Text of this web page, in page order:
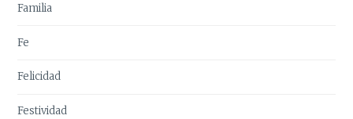
Familia
Fe
Felicidad
Festividad